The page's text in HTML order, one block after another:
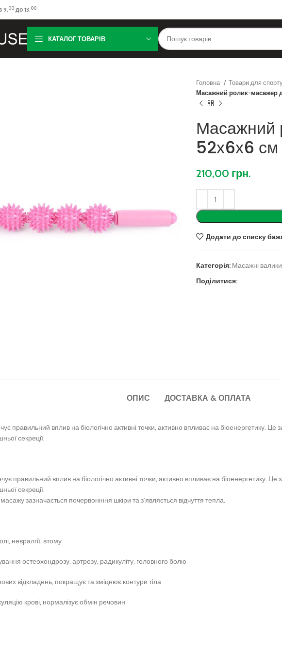
9.00до 13.00
КАТАЛОГ ТОВАРІВ
Головна Товари для
Масажний ролик-масажер
Масажний
52х6х6 см
210,00 грн.
Додати до списку
Категорія: Масажні
Поділитися:
ОПИС ДОСТАВКА & ОПЛАТА
правильний вплив на біологічно активні точки, активно впливає на біоенергетику.
секреції.
вплив на біологічно активні точки, активно впливає на біоенергетику.
секреції.
зазначається почервоніння шкіри та з’являється відчуття тепла.
невралгії, втому
остеохондрозу, артрозу, радикуліту, головного болю
відкладень, покращує та зміцнює контури тіла
крові, нормалізує обмін речовин